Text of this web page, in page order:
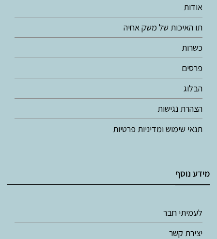
אודות
תו האיכות של משק אחיה
כשרות
פרסים
הבלוג
הצהרת נגישות
תנאי שימוש ומדיניות פרטיות
מידע נוסף
לעמיתי חבר
יצירת קשר